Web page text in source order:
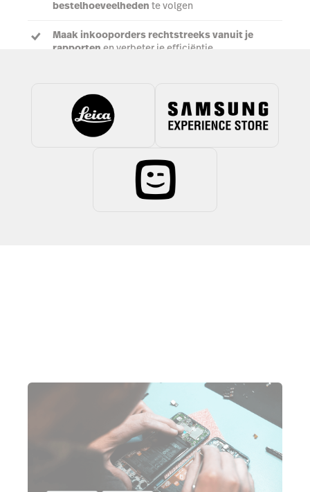
bestelhoeveelheden te volgen
Maak inkooporders rechtstreeks vanuit je
rapporten en verbeter je efficiëntie
Meer over Insights